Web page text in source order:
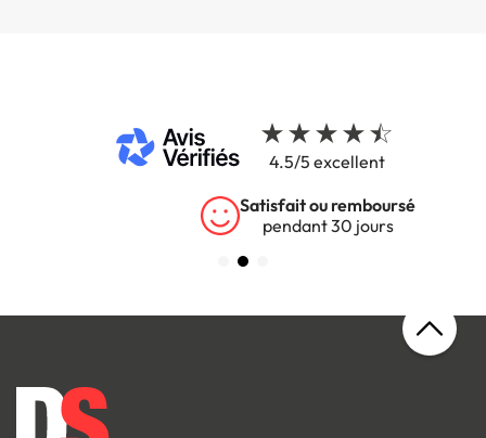
4.5/5 excellent
Satisfait ou remboursé
pendant 30 jours